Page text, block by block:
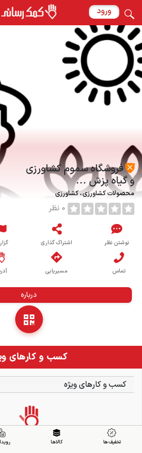
ورود
فروشگاه سموم کشاورزی
و گیاه پزش ...
محصولات کشاورزی کشاورزی
0 نظر
نوشتن نظر اشتراک گذاری
تماس مسیریابی
درباره
کسب و کارهای
کسب و کارهای ویژه
تخفیف ها کالاها